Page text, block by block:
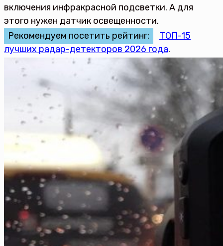
включения инфракрасной подсветки. А для
этого нужен датчик освещенности.
Рекомендуем посетить рейтинг:
ТОП-15
лучших радар-детекторов 2026 года.